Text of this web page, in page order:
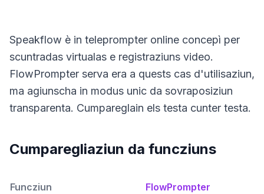
Speakflow è in teleprompter online concepì per
scuntradas virtualas e registraziuns video.
FlowPrompter serva era a quests cas d'utilisaziun,
ma agiunscha in modus unic da sovraposiziun
transparenta. Cumpareglain els testa cunter testa.
Cumparegliaziun da funcziuns
Funcziun FlowPrompter